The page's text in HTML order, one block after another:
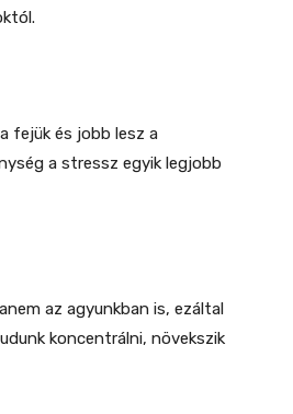
fejük és jobb lesz a
a stressz egyik legjobb
az agyunkban is, ezáltal
koncentrálni, növekszik